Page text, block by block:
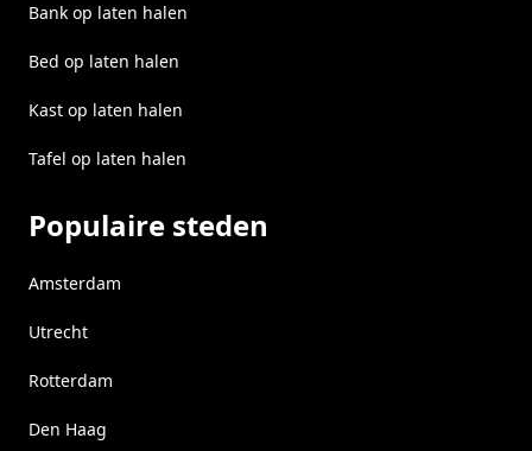
Bank op laten halen
Bed op laten halen
Kast op laten halen
Tafel op laten halen
Populaire steden
Amsterdam
Utrecht
Rotterdam
Den Haag